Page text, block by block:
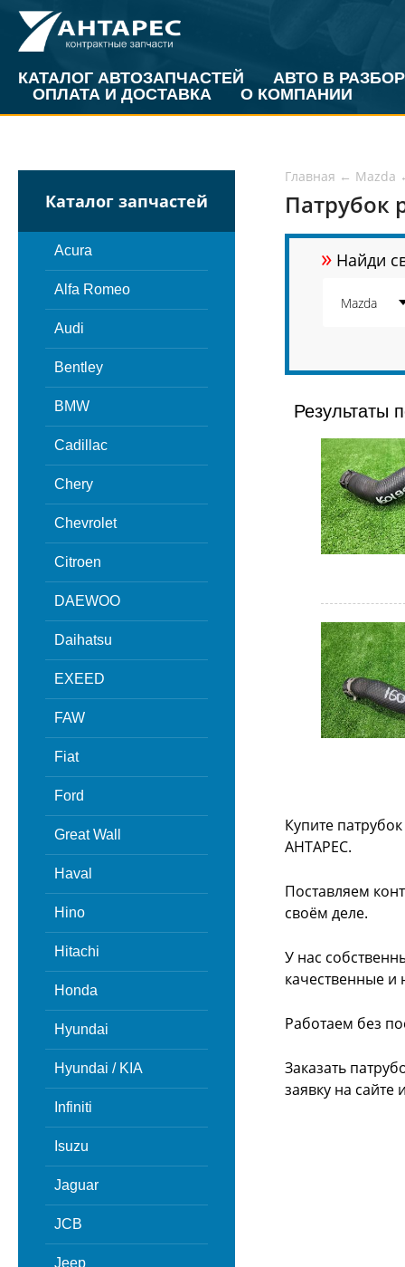
КАТАЛОГ АВТОЗАПЧАСТЕЙ
АВТО В РАЗБОР
ОПЛАТА И ДОСТАВКА
О КОМПАНИИ
Каталог запчастей
Acura
Alfa Romeo
Audi
Bentley
BMW
Cadillac
Chery
Chevrolet
Citroen
DAEWOO
Daihatsu
EXEED
FAW
Fiat
Ford
Great Wall
Haval
Hino
Hitachi
Honda
Hyundai
Hyundai / KIA
Infiniti
Isuzu
Jaguar
JCB
Jeep
Главная ← Mazda
Патрубок
» Найди
Результаты
Купите
АНТАРЕС.
Поставляем
своём деле.
У нас
качественные и
Работаем без
Заказать
заявку на сайте